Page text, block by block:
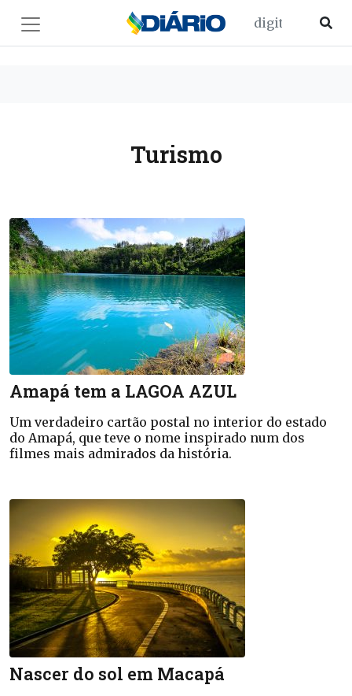
Turismo
Amapá tem a LAGOA AZUL
Um verdadeiro cartão postal no interior do estado
do Amapá, que teve o nome inspirado num dos
filmes mais admirados da história.
Nascer do sol em Macapá